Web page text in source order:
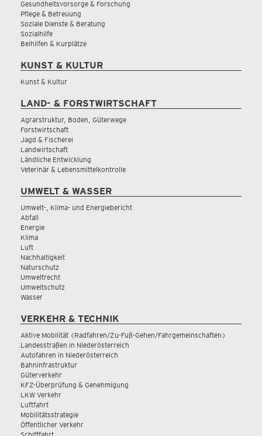
Gesundheitsvorsorge & Forschung
Pflege & Betreuung
Soziale Dienste & Beratung
Sozialhilfe
Beihilfen & Kurplätze
KUNST & KULTUR
Kunst & Kultur
LAND- & FORSTWIRTSCHAFT
Agrarstruktur, Boden, Güterwege
Forstwirtschaft
Jagd & Fischerei
Landwirtschaft
Ländliche Entwicklung
Veterinär & Lebensmittelkontrolle
UMWELT & WASSER
Umwelt-, Klima- und Energiebericht
Abfall
Energie
Klima
Luft
Nachhaltigkeit
Naturschutz
Umweltrecht
Umweltschutz
Wasser
VERKEHR & TECHNIK
Aktive Mobilität (Radfahren/Zu-Fuß-Gehen/Fahrgemeinschaften)
Landesstraßen in Niederösterreich
Autofahren in Niederösterreich
Bahninfrastruktur
Güterverkehr
KFZ-Überprüfung & Genehmigung
LKW Verkehr
Luftfahrt
Mobilitätsstrategie
Öffentlicher Verkehr